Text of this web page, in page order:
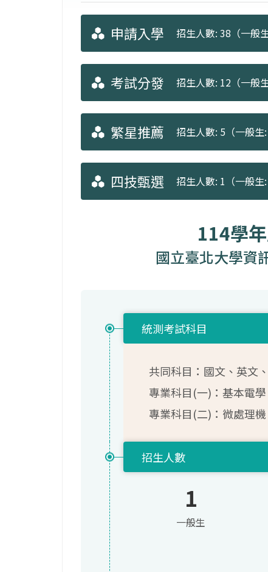
申請入學 招生人數: 38（一般
考試分發 招生人數: 12（一般
繁星推薦 招生人數: 5（一般生:
四技甄選 招生人數: 1（一般生
114學
國立臺北大學資
統測考試科目
共同科目：國文、英文
專業科目(一)：基本電
專業科目(二)：微處理
招生人數
1
一般生